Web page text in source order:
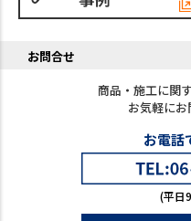
お問合せ
商品・施工に関
お気軽にお
お電話
(平日